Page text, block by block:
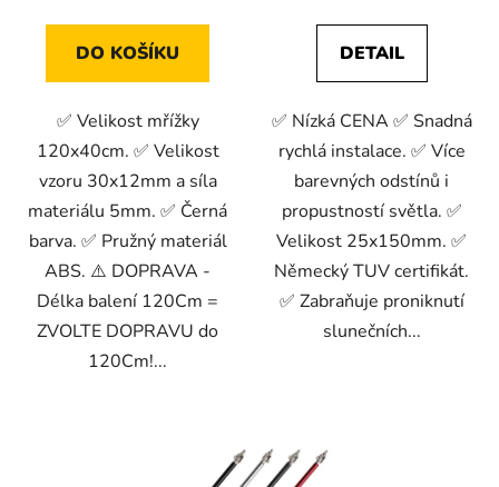
DO KOŠÍKU
✅ Velikost mřížky
120x40cm. ✅ Velikost
vzoru 30x12mm a síla
materiálu 5mm. ✅ Černá
barva. ✅ Pružný materiál
ABS. ⚠️ DOPRAVA -
Délka balení 120Cm =
ZVOLTE DOPRAVU do
120Cm!...
DETAIL
✅ Nízká CENA ✅ Snadná
rychlá instalace. ✅ Více
barevných odstínů i
propustností světla. ✅
Velikost 25x150mm. ✅
Německý TUV certifikát.
✅ Zabraňuje proniknutí
slunečních...